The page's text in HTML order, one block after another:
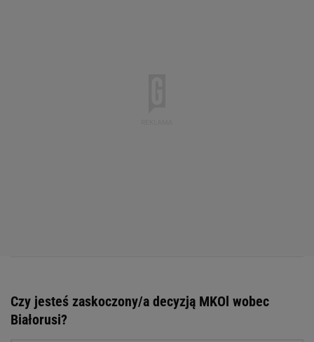
Czy jesteś zaskoczony/a decyzją MKOl wobec
Białorusi?